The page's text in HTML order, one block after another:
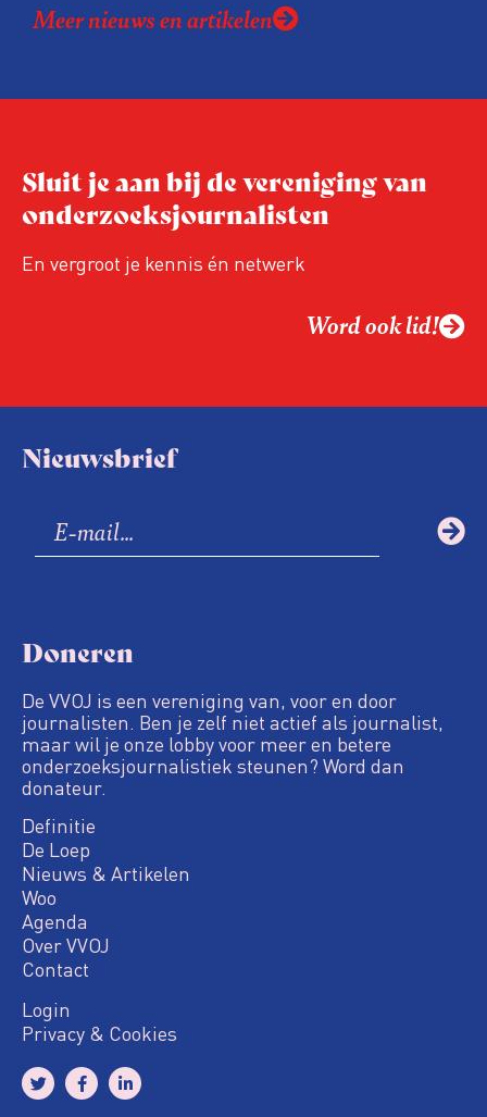
Meer nieuws en artikelen
Sluit je aan bij de vereniging van
onderzoeksjournalisten
En vergroot je kennis én netwerk
Word ook lid!
Nieuwsbrief
Doneren
De VVOJ is een vereniging van, voor en door
journalisten. Ben je zelf niet actief als journalist,
maar wil je onze lobby voor meer en betere
onderzoeksjournalistiek steunen? Word dan
donateur.
Definitie
De Loep
Nieuws & Artikelen
Woo
Agenda
Over VVOJ
Contact
Login
Privacy & Cookies